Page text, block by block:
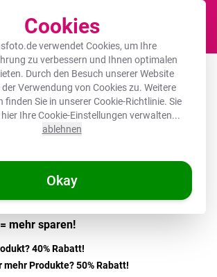
Cookies
verwendet Cookies, um Ihre
zu verbessern und Ihnen optimalen
Durch den Besuch unserer Website
Verwendung von Cookies zu. Weitere
finden Sie in unsererCookie-Richtlinie. Sie
Ihre Cookie-Einstellungen verwalten...
ablehnen
Okay
für draußen
mehr sparen!
40% Rabatt!
mehr Produkte? 50% Rabatt!